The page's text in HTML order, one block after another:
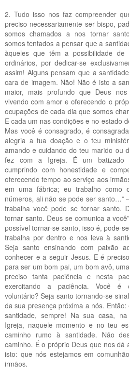
2. Tudo isso nos faz compreender
preciso necessariamente ser bispo,
somos chamados a nos tornar
somos tentados a pensar que a
àqueles que têm a possibilidade de
ordinários, por dedicar-se
assim! Alguns pensam que a
cara de imagem. Não! Não é isto a
maior, mais profundo que Deus
vivendo com amor e oferecendo o
ocupações de cada dia que somos
E cada um nas condições e no estado
Mas você é consagrado, é
alegria a tua doação e o teu
amando e cuidando do teu marido ou
fez com a Igreja. É um batizado
cumprindo com honestidade e
oferecendo tempo ao serviço aos
em uma fábrica; eu trabalho como
números, ali não se pode ser santo…”
trabalha você pode se tornar santo.
tornar santo. Deus se comunica a
possível tornar-se santo, isso é, pode-
trabalha por dentro e nos leva à
Seja santo ensinando com paixão
conhecer e a seguir Jesus. E é
para ser um bom pai, um bom avô,
preciso tanta paciência e nesta
exercitando a paciência. Você é
voluntário? Seja santo tornando-se
da sua presença próxima a nós.
santidade, sempre! Na sua casa,
Igreja, naquele momento e no teu
caminho rumo à santidade. Não
caminho. É o próprio Deus que nos dá
isto: que nós estejamos em
irmãos.